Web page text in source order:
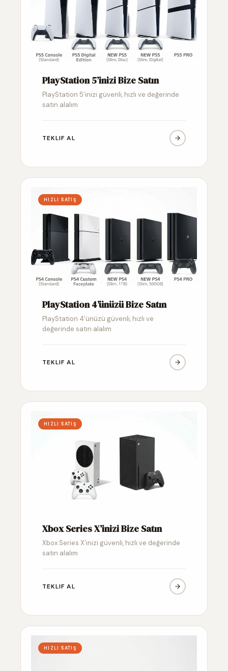
PlayStation 5’inizi Bize Satın
PlayStation 5’inizi güvenli, hızlı ve değerinde
satın alalım
TEKLIF AL
HIZLI SATIŞ
PlayStation 4’ünüzü Bize Satın
PlayStation 4’ünüzü güvenli, hızlı ve
değerinde satın alalım
TEKLIF AL
HIZLI SATIŞ
Xbox Series X’inizi Bize Satın
Xbox Series X’inizi güvenli, hızlı ve değerinde
satın alalım
TEKLIF AL
HIZLI SATIŞ